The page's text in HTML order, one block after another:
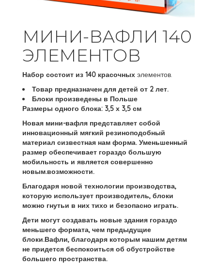
МИНИ-ВАФЛИ 140
ЭЛЕМЕНТОВ
Набор состоит из 140 красочных элементов.
Товар предназначен для детей от 2 лет.
Блоки произведены в Польше
Размеры одного блока: 3,5 х 3,5 см
Новая мини-вафля представляет собой
инновационный мягкий резиноподобный
материал сизвестная нам форма. Уменьшенный
размер обеспечивает гораздо большую
мобильность и является совершенно
новым.возможности.
Благодаря новой технологии производства,
которую использует производитель, блоки
можно гнутьи в них тихо и безопасно играть.
Дети могут создавать новые здания гораздо
меньшего формата, чем предыдущие
блоки.Вафли, благодаря которым нашим детям
не придется беспокоиться об обустройстве
большего пространства.